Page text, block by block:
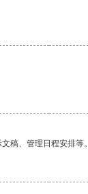
稿、管理日程安排等。